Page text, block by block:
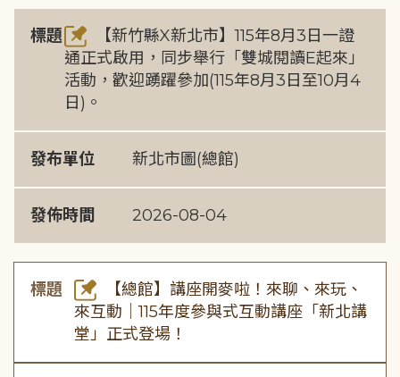
標題
【新竹縣X新北市】115年8月3日一證
通正式啟用，同步舉行「雙城閱讀E起來」
活動，歡迎踴躍參加(115年8月3日至10月4
日)。
發布單位 新北市圖(總館)
發佈時間 2026-08-04
標題
【總館】講座開麥啦！來聊、來玩、
來互動｜115年度參與式互動講座「新北講
堂」正式登場！